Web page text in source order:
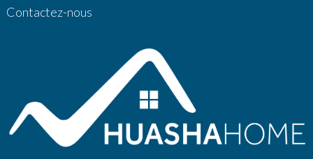
Contactez-nous